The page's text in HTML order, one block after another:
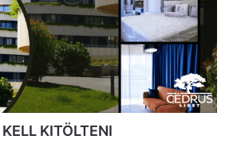
KITÖLTENI